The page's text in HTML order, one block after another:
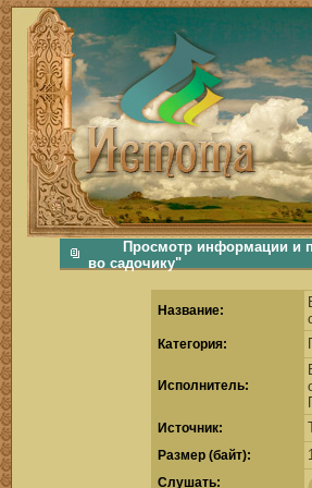
фольклорная музыка, фольклор хороводы бабушки русские народные песни послушать скачать каталог
Просмотр информации и
во садочику"
Название:
Категория:
Исполнитель:
Источник:
Размер (байт):
Cлушать: